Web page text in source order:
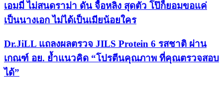
เอมมี่ ไม่สนดราม่า ดัน จื้อหลิง สุดตัว โป๊ก็ยอมขอแค่
เป็นนางเอก ไม่ได้เป็นเมียน้อยใคร
Dr.JiLL แถลงผลตรวจ JILS Protein 6 รสชาติ ผ่าน
เกณฑ์ อย. ย้ำแนวคิด “โปรตีนคุณภาพ ที่คุณตรวจสอบ
ได้”